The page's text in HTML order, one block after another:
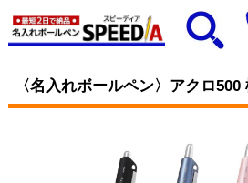
〈名入れボールペン〉アクロ